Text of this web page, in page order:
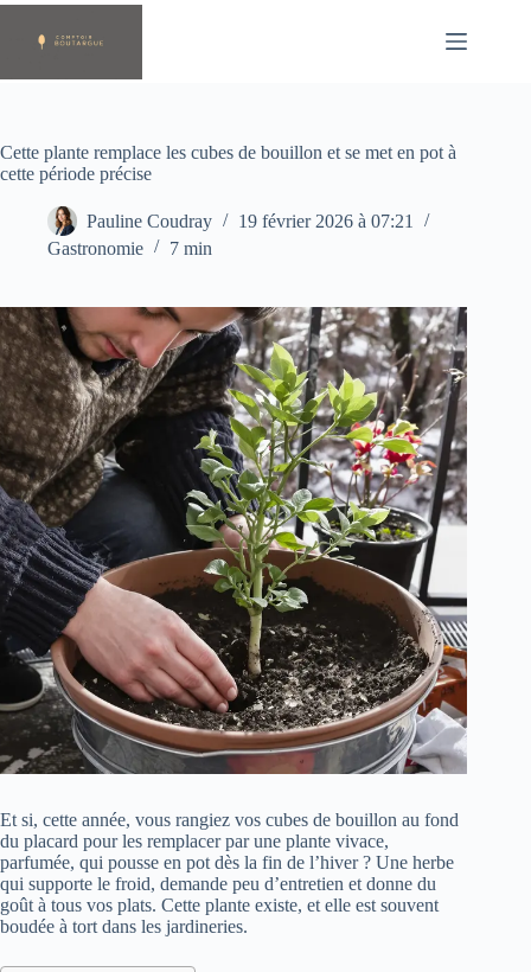
Passer
contenu
Cette plante remplace les cubes de bouillon et se met en pot à
cette période précise
Pauline Coudray
19 février 2026 à 07:21
Gastronomie
7 min
Et si, cette année, vous rangiez vos cubes de bouillon au fond
du placard pour les remplacer par une plante vivace,
parfumée, qui pousse en pot dès la fin de l’hiver ? Une herbe
qui supporte le froid, demande peu d’entretien et donne du
goût à tous vos plats. Cette plante existe, et elle est souvent
boudée à tort dans les jardineries.